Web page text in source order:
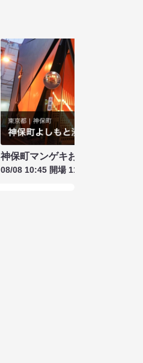
神保町マンゲキお笑いライブ お
08/08 10:45 開場 11:00 開演